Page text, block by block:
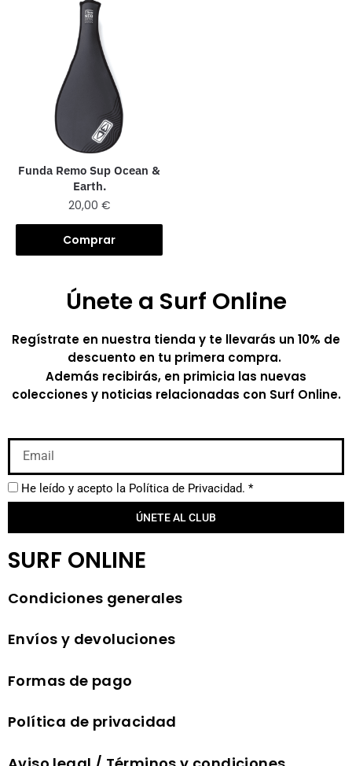
Funda Remo Sup Ocean &
Earth.
20,00 €
Comprar
Únete a Surf Online
Regístrate en nuestra tienda y te llevarás un 10% de
descuento en tu primera compra.
Además recibirás, en primicia las nuevas
colecciones y noticias relacionadas con Surf Online.
He leído y acepto la Política de Privacidad. *
ÚNETE AL CLUB
SURF ONLINE
Condiciones generales
Envíos y devoluciones
Formas de pago
Política de privacidad